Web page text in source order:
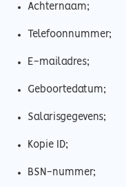
Achternaam;
Telefoonnummer;
E-mailadres;
Geboortedatum;
Salarisgegevens;
Kopie ID;
BSN-nummer;